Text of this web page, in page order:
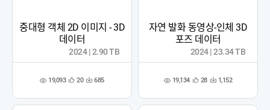
중대형 객체 2D 이미지 - 3D
데이터
조 19,093 관
록
20 다 685
2024 | 2.90 TB
자연 발화 동영상-인체 3D
포즈 데이터
조 19,134 관
록
28 다 1,152
2024 | 23.34 TB